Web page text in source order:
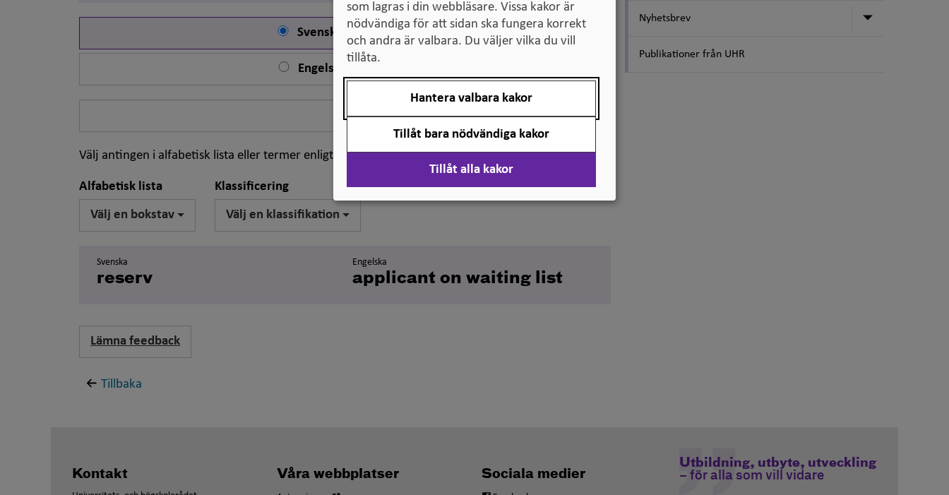
Svenska till engelska
Engelska till svenska
Sök
Välj antingen i alfabetisk lista eller termer enligt klassifikation
Alfabetisk lista
Välj en bokstav
Klassificering
Välj en klassifikation
Svenska
reserv
Engelska
applicant on waiting list
Lämna feedback
Tillbaka
Nyhetsbrev Undermeny
Publikationer från UHR
Kontakt Våra webbplatser Sociala medier
Utbildning, utbyte, utveckling
– för alla som vill vidare
som lagras i din webbläsare. Vissa kakor är
nödvändiga för att sidan ska fungera korrekt
och andra är valbara. Du väljer vilka du vill
tillåta.
Hantera valbara kakor
Tillåt bara nödvändiga kakor
Tillåt alla kakor